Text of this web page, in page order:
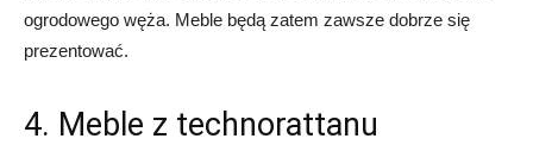
ogrodowego węża. Meble będą zatem zawsze dobrze się
prezentować.
4. Meble z technorattanu